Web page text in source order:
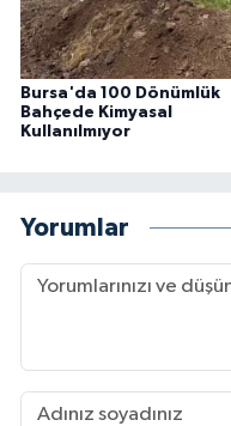
Bursa'da 100 Dönümlük
Bahçede Kimyasal
Kullanılmıyor
Yorumlar